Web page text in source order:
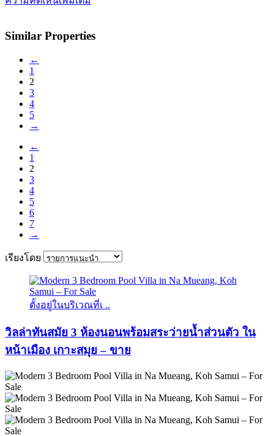
Similar Properties
←
1
2
3
4
5
→
←
1
2
3
4
5
6
7
→
เรียงโดย
ตั้งอยู่ในบริเวณที่เ ..
วิลล่าทันสมัย ​​3 ห้องนอนพร้อมสระว่ายน้ำส่วนตัว ใน
หน้าเมือง เกาะสมุย – ขาย